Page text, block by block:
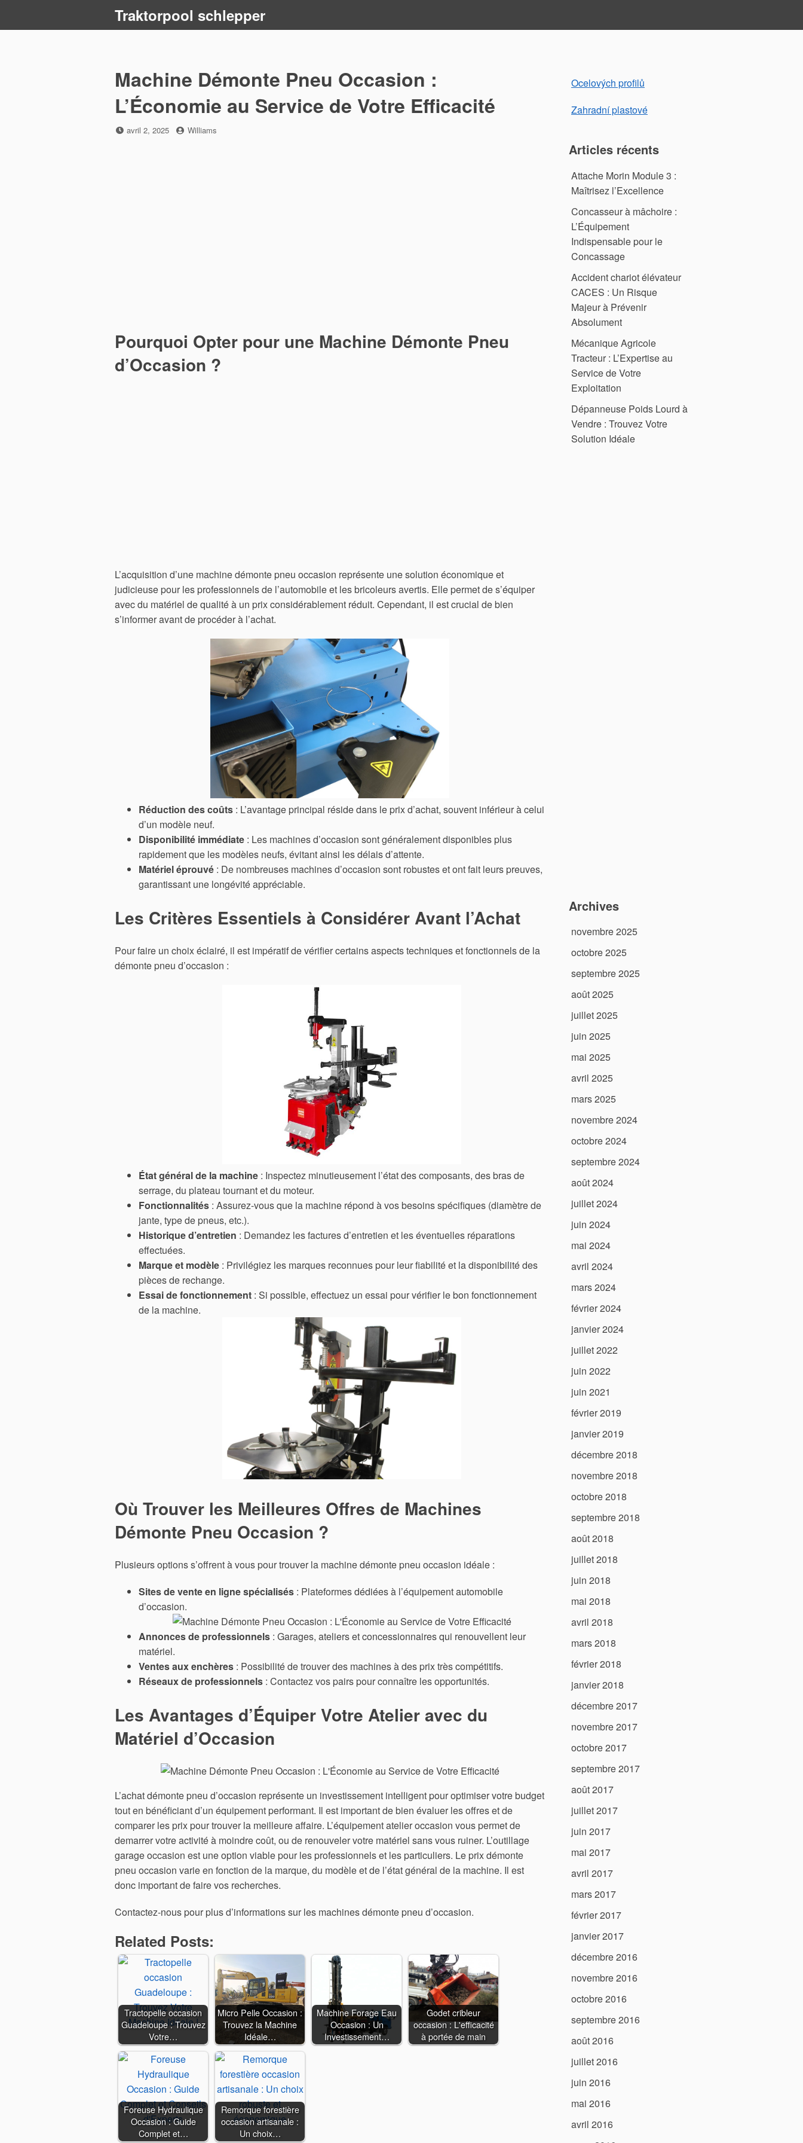
Traktorpool schlepper
Machine Démonte Pneu Occasion :
L’Économie au Service de Votre Efficacité
Posted
avril 2, 2025 by
Williams
Pourquoi Opter pour une Machine Démonte Pneu
d’Occasion ?
L’acquisition d’une machine démonte pneu occasion représente une solution économique et
judicieuse pour les professionnels de l’automobile et les bricoleurs avertis. Elle permet de s’équiper
avec du matériel de qualité à un prix considérablement réduit. Cependant, il est crucial de bien
s’informer avant de procéder à l’achat.
Réduction des coûts : L’avantage principal réside dans le prix d’achat, souvent inférieur à celui
d’un modèle neuf.
Disponibilité immédiate : Les machines d’occasion sont généralement disponibles plus
rapidement que les modèles neufs, évitant ainsi les délais d’attente.
Matériel éprouvé : De nombreuses machines d’occasion sont robustes et ont fait leurs preuves,
garantissant une longévité appréciable.
Les Critères Essentiels à Considérer Avant l’Achat
Pour faire un choix éclairé, il est impératif de vérifier certains aspects techniques et fonctionnels de la
démonte pneu d’occasion :
État général de la machine : Inspectez minutieusement l’état des composants, des bras de
serrage, du plateau tournant et du moteur.
Fonctionnalités : Assurez-vous que la machine répond à vos besoins spécifiques (diamètre de
jante, type de pneus, etc.).
Historique d’entretien : Demandez les factures d’entretien et les éventuelles réparations
effectuées.
Marque et modèle : Privilégiez les marques reconnues pour leur fiabilité et la disponibilité des
pièces de rechange.
Essai de fonctionnement : Si possible, effectuez un essai pour vérifier le bon fonctionnement
de la machine.
Où Trouver les Meilleures Offres de Machines
Démonte Pneu Occasion ?
Plusieurs options s’offrent à vous pour trouver la machine démonte pneu occasion idéale :
Sites de vente en ligne spécialisés : Plateformes dédiées à l’équipement automobile
d’occasion.
Annonces de professionnels : Garages, ateliers et concessionnaires qui renouvellent leur
matériel.
Ventes aux enchères : Possibilité de trouver des machines à des prix très compétitifs.
Réseaux de professionnels : Contactez vos pairs pour connaître les opportunités.
Les Avantages d’Équiper Votre Atelier avec du
Matériel d’Occasion
L’achat démonte pneu d’occasion représente un investissement intelligent pour optimiser votre budget
tout en bénéficiant d’un équipement performant. Il est important de bien évaluer les offres et de
comparer les prix pour trouver la meilleure affaire. L’équipement atelier occasion vous permet de
demarrer votre activité à moindre coût, ou de renouveler votre matériel sans vous ruiner. L’outillage
garage occasion est une option viable pour les professionnels et les particuliers. Le prix démonte
pneu occasion varie en fonction de la marque, du modèle et de l’état général de la machine. Il est
donc important de faire vos recherches.
Contactez-nous pour plus d’informations sur les machines démonte pneu d’occasion.
Related Posts:
Tractopelle occasion
Guadeloupe : Trouvez
Votre…
Micro Pelle Occasion :
Trouvez la Machine
Idéale…
Machine Forage Eau
Occasion : Un
Investissement…
Godet cribleur
occasion : L'efficacité
à portée de main
Foreuse Hydraulique
Occasion : Guide
Complet et…
Remorque forestière
occasion artisanale :
Un choix…
Ocelových profilů
Zahradní plastové
Articles récents
Attache Morin Module 3 :
Maîtrisez l’Excellence
Concasseur à mâchoire :
L’Équipement
Indispensable pour le
Concassage
Accident chariot élévateur
CACES : Un Risque
Majeur à Prévenir
Absolument
Mécanique Agricole
Tracteur : L’Expertise au
Service de Votre
Exploitation
Dépanneuse Poids Lourd à
Vendre : Trouvez Votre
Solution Idéale
Archives
novembre 2025
octobre 2025
septembre 2025
août 2025
juillet 2025
juin 2025
mai 2025
avril 2025
mars 2025
novembre 2024
octobre 2024
septembre 2024
août 2024
juillet 2024
juin 2024
mai 2024
avril 2024
mars 2024
février 2024
janvier 2024
juillet 2022
juin 2022
juin 2021
février 2019
janvier 2019
décembre 2018
novembre 2018
octobre 2018
septembre 2018
août 2018
juillet 2018
juin 2018
mai 2018
avril 2018
mars 2018
février 2018
janvier 2018
décembre 2017
novembre 2017
octobre 2017
septembre 2017
août 2017
juillet 2017
juin 2017
mai 2017
avril 2017
mars 2017
février 2017
janvier 2017
décembre 2016
novembre 2016
octobre 2016
septembre 2016
août 2016
juillet 2016
juin 2016
mai 2016
avril 2016